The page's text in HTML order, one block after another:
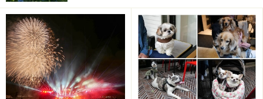
左から、ピルスナー、横浜ラガー、ペールエール。ピルスナ
ーは、2015年1月に横浜で開催された「JAPAN BREWERS
CUP FESTIVAL 2015」審査会・ピルスナー部門で1位に輝い
た